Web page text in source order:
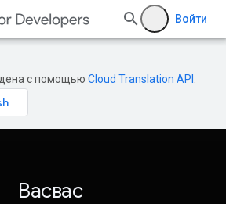
Войти
с помощью Cloud Translation API
Васвас